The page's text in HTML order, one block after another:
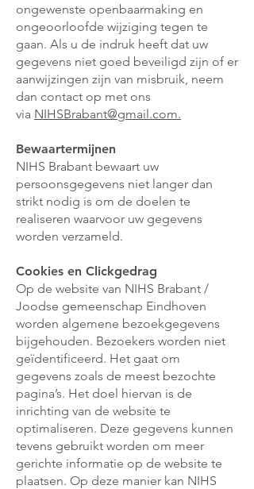
ongewenste openbaarmaking en
ongeoorloofde wijziging tegen te
gaan. Als u de indruk heeft dat uw
gegevens niet goed beveiligd zijn of er
aanwijzingen zijn van misbruik, neem
dan contact op met ons
via NIHSBrabant@gmail.com.
Bewaartermijnen
NIHS Brabant bewaart uw
persoonsgegevens niet langer dan
strikt nodig is om de doelen te
realiseren waarvoor uw gegevens
worden verzameld.
Cookies en Clickgedrag
Op de website van NIHS Brabant /
Joodse gemeenschap Eindhoven
worden algemene bezoekgegevens
bijgehouden. Bezoekers worden niet
geïdentificeerd. Het gaat om
gegevens zoals de meest bezochte
pagina’s. Het doel hiervan is de
inrichting van de website te
optimaliseren. Deze gegevens kunnen
tevens gebruikt worden om meer
gerichte informatie op de website te
plaatsen. Op deze manier kan NIHS